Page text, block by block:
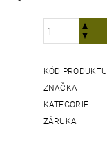
KÓD PRODUKTU
ZNAČKA
KATEGORIE
ZÁRUKA